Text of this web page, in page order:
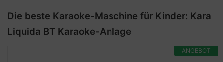
Die beste Karaoke-Maschine für Kinder: Kara
Liquida BT Karaoke-Anlage
ANGEBOT